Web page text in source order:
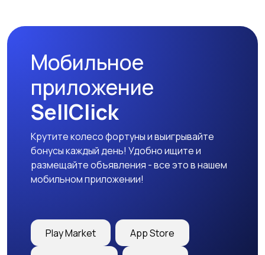
Мобильное
приложение
SellClick
Крутите колесо фортуны и выигрывайте
бонусы каждый день! Удобно ищите и
размещайте объявления - все это в нашем
мобильном приложении!
Play Market App Store